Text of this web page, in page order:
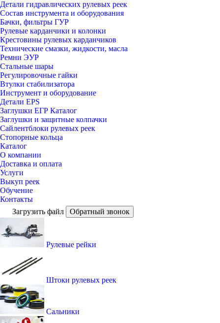
Детали гидравлических рулевых реек
Состав инструмента и оборудования
Бачки, фильтры ГУР
Рулевые карданчики и колонки
Крестовины рулевых карданчиков
Технические смазки, жидкости, масла
Ремни ЭУР
Стальные шары
Регулировочные гайки
Втулки стабилизатора
Инструмент и оборудование
Детали EPS
Заглушки ЕГР Каталог
Заглушки и защитные колпачки
Сайлентблоки рулевых реек
Стопорные кольца
Каталог
О компании
Доставка и оплата
Услуги
Выкуп реек
Обучение
Контакты
Загрузить файл
Обратный звонок
Рулевые рейки
Штоки рулевых реек
Сальники